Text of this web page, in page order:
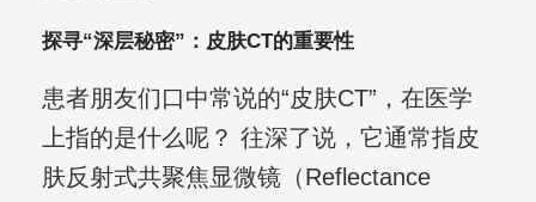
探寻“深层秘密”：皮肤CT的重要性
患者朋友们口中常说的“皮肤CT”，在医学
上指的是什么呢？ 往深了说，它通常指皮
肤反射式共聚焦显微镜（Reflectance